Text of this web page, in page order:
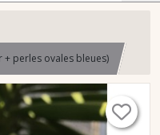
+ perles ovales bleues)